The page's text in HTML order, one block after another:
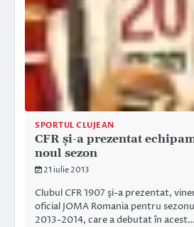
SPORTUL CLUJEAN
CFR şi-a prezentat
noul sezon
21 iulie 2013
Clubul CFR 1907 şi-a prezentat,
oficial JOMA Romania pentru
2013-2014, care a debutat în acest…